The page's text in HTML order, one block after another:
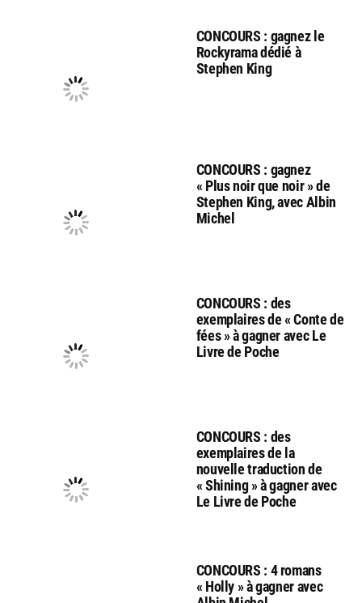
CONCOURS : gagnez le
Rockyrama dédié à
Stephen King
CONCOURS : gagnez
« Plus noir que noir » de
Stephen King, avec Albin
Michel
CONCOURS : des
exemplaires de « Conte de
fées » à gagner avec Le
Livre de Poche
CONCOURS : des
exemplaires de la
nouvelle traduction de
« Shining » à gagner avec
Le Livre de Poche
CONCOURS : 4 romans
« Holly » à gagner avec